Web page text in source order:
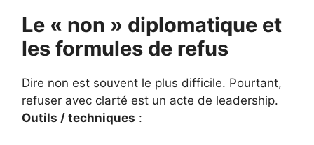
Le « non » diplomatique et
les formules de refus
Dire non est souvent le plus difficile. Pourtant,
refuser avec clarté est un acte de leadership.
Outils / techniques :